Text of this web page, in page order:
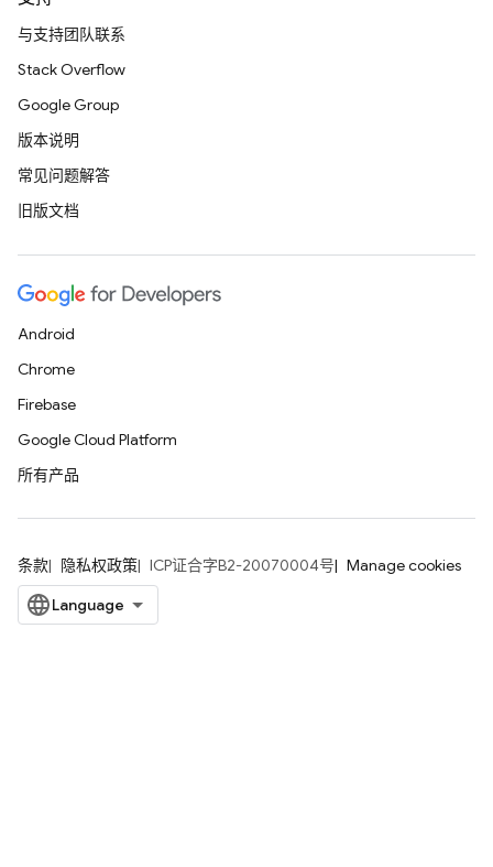
与支持团队联系
Stack Overflow
Google Group
版本说明
常见问题解答
旧版文档
Android
Chrome
Firebase
Google Cloud Platform
所有产品
条款 隐私权政策 ICP证合字B2-20070004号 Manage cookies